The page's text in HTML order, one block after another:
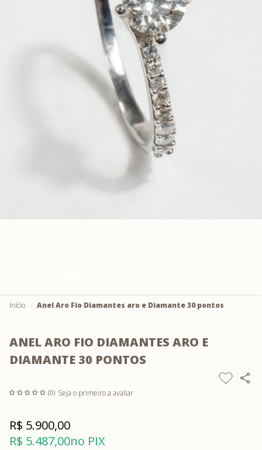
Início Anel Aro Fio Diamantes aro e Diamante 30 pontos
ANEL ARO FIO DIAMANTES ARO E
DIAMANTE 30 PONTOS
(0) Seja o primeiro a avaliar
R$ 5.487,00no PIX
R$ 5.900,00